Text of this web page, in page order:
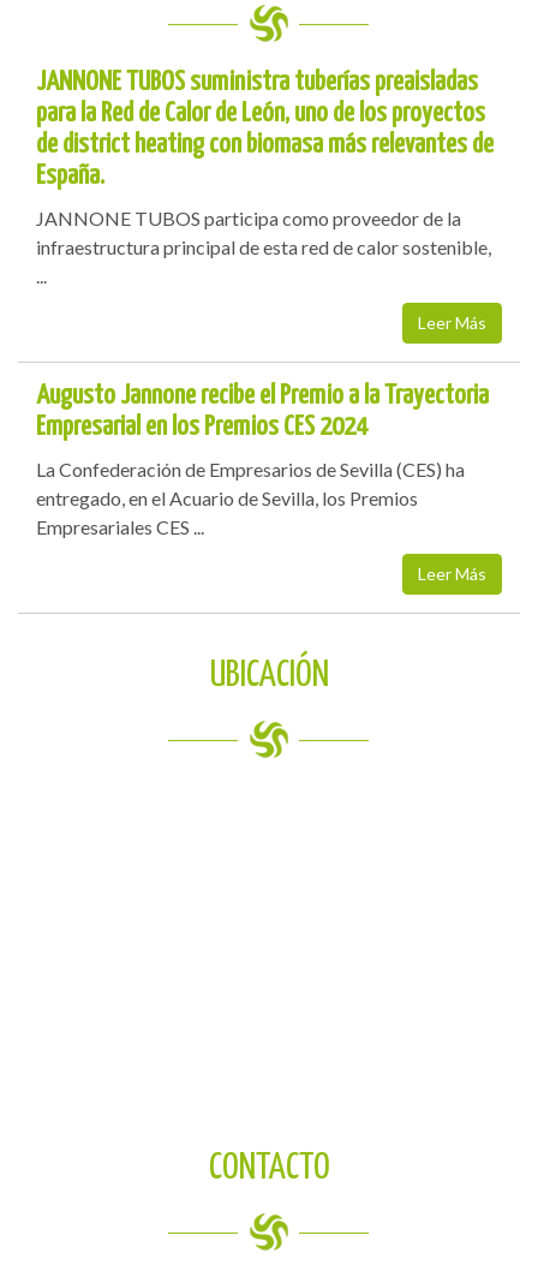
JANNONE TUBOS suministra tuberías preaisladas
para la Red de Calor de León, uno de los proyectos
de district heating con biomasa más relevantes de
España.
JANNONE TUBOS participa como proveedor de la
infraestructura principal de esta red de calor sostenible,
...
Leer Más
Augusto Jannone recibe el Premio a la Trayectoria
Empresarial en los Premios CES 2024
La Confederación de Empresarios de Sevilla (CES) ha
entregado, en el Acuario de Sevilla, los Premios
Empresariales CES ...
Leer Más
UBICACIÓN
CONTACTO